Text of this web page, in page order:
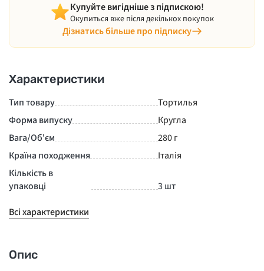
Купуйте вигідніше з підпискою!
Окупиться вже після декількох покупок
Дізнатись більше про підписку
Характеристики
Тип товару
Тортилья
Форма випуску
Кругла
Вага/Об'єм
280 г
Країна походження
Італія
Кількість в
упаковці
3 шт
Всі характеристики
Опис